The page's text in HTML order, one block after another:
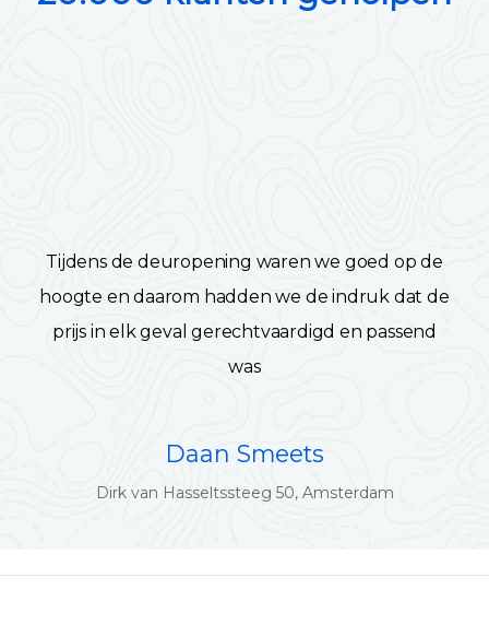
Tijdens de deuropening waren we goed op de
hoogte en daarom hadden we de indruk dat de
prijs in elk geval gerechtvaardigd en passend
was
Daan Smeets
Dirk van Hasseltssteeg 50, Amsterdam